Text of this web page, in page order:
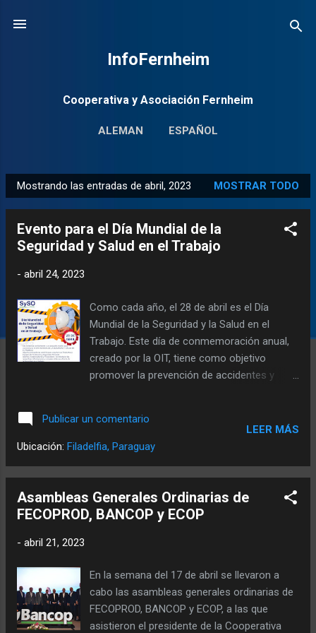
InfoFernheim
Cooperativa y Asociación Fernheim
ALEMAN ESPAÑOL
E
n
Mostrando las entradas de abril, 2023 MOSTRAR TODO
Evento para el Día Mundial de la
Seguridad y Salud en el Trabajo
- abril 24, 2023
Como cada año, el 28 de abril es el Día
Mundial de la Seguridad y la Salud en el
Trabajo. Este día de conmemoración anual,
creado por la OIT, tiene como objetivo
promover la prevención de accidentes y
concientización que tiene como objetivo,
llamar la atención internacional sobre las
ocupacional y la dimensión de accidentes,
enfermedades y muertes relacionados con
el trabajo. Los accidentes de trabajo y las
enteras, por lo que cada año se realizan
numerosas campañas y acciones en todo el
mundo sobre estos temas. Por ello, la SySO
(Seguridad y Salud Ocupacional) de la
Publicar un comentario
Ubicación: Filadelfia, Paraguay
LEER MÁS
Asambleas Generales Ordinarias de
FECOPROD, BANCOP y ECOP
- abril 21, 2023
En la semana del 17 de abril se llevaron a
cabo las asambleas generales ordinarias de
FECOPROD, BANCOP y ECOP, a las que
asistieron el presidente de la Cooperativa